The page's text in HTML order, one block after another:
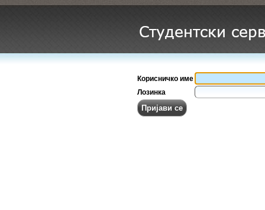
Корисничко име
Лозинка